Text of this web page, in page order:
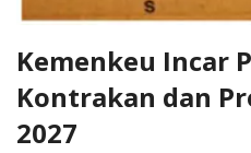
Kemenkeu Incar
Kontrakan dan
2027